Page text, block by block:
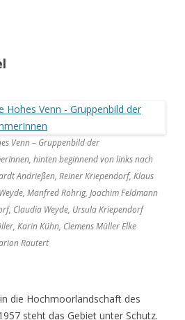
Venn – Gruppenbild der
hinten beginnend von links nach
Andrießen, Reiner Kriependorf, Klaus
Manfred Röhrig, Joachim Feldmann
Claudia Weyde, Ursula Kriependorf
Karin Kühn, Clemens Müller Elke
Rautert
die Hochmoorlandschaft des
steht das Gebiet unter Schutz.